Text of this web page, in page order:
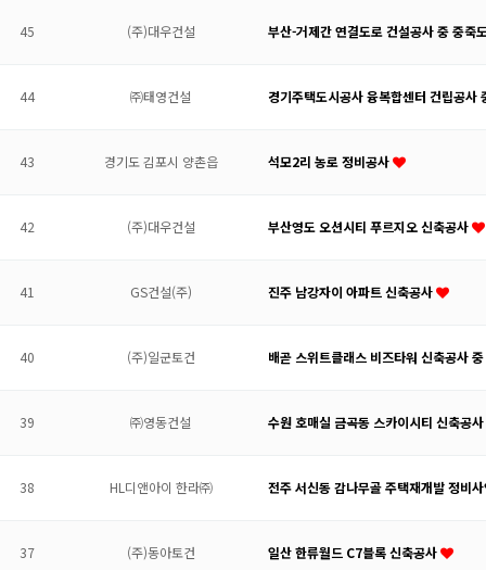
45 (주)대우건설 부산-거제간 연결도로 건설공사 중 중죽
44 ㈜태영건설 경기주택도시공사 융복합센터 건립공사
43 경기도 김포시 양촌읍 석모2리 농로 정비공사
42 (주)대우건설 부산영도 오션시티 푸르지오 신축공사
41 GS건설(주) 진주 남강자이 아파트 신축공사
40 (주)일군토건 배곧 스위트클래스 비즈타워 신축공사
39 ㈜영동건설 수원 호매실 금곡동 스카이시티 신축공
38 HL디앤아이 한라㈜ 전주 서신동 감나무골 주택재개발 정비
37 (주)동아토건 일산 한류월드 C7블록 신축공사